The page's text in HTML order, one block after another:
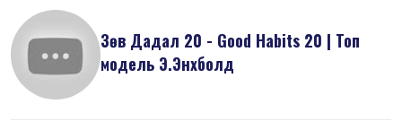
Зөв Дадал 20 - Good Habits 20 | Топ
модель Э.Энхболд